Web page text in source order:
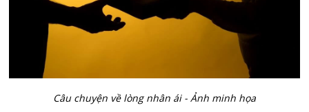
Câu chuyện về lòng nhân ái - Ảnh minh họa